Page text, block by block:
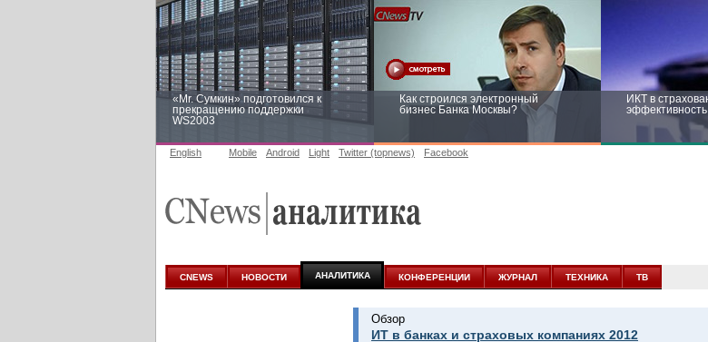
«Mr. Сумкин» подготовился к
прекращению поддержки
WS2003
Как строился электронный
бизнес Банка Москвы?
ИКТ в
аналитике
новых условиях
English Mobile Android Light Twitter (topnews) Facebook
CNEWS НОВОСТИ АНАЛИТИКА КОНФЕРЕНЦИИ ЖУРНАЛ ТЕХНИКА ТВ
Обзор
ИТ в банках и страховых компаниях 2012